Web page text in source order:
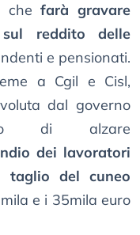
chefarà gravare
reddito delle
e pensionati.
a Cgil e Cisl,
dal governo
di alzare
dei lavoratori
taglio del cuneo
e i 35mila euro